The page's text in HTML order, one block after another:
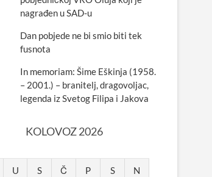
nagrađen u SAD-u
Dan pobjede ne bi smio biti tek
fusnota
In memoriam: Šime Eškinja (1958.
– 2001.) – branitelj, dragovoljac,
legenda iz Svetog Filipa i Jakova
KOLOVOZ 2026
U S Č P S N